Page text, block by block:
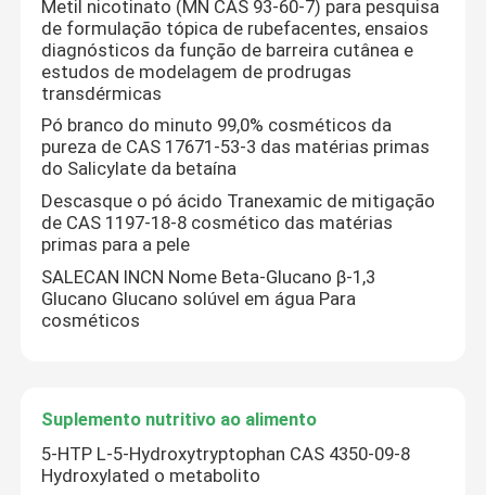
Produtos químicos eletrônicos
Materiais fotovoltaicos orgânicos
Materiais de OLED
Matérias primas dos cuidados pessoais
Suplemento nutritivo ao alimento
Metil nicotinato (MN CAS 93-60-7) para pesquisa
de formulação tópica de rubefacentes, ensaios
diagnósticos da função de barreira cutânea e
estudos de modelagem de prodrugas
transdérmicas
Pó branco do minuto 99,0% cosméticos da
pureza de CAS 17671-53-3 das matérias primas
do Salicylate da betaína
Descasque o pó ácido Tranexamic de mitigação
de CAS 1197-18-8 cosmético das matérias
primas para a pele
SALECAN INCN Nome Beta-Glucano β-1,3
Glucano Glucano solúvel em água Para
cosméticos
Suplemento nutritivo ao alimento
5-HTP L-5-Hydroxytryptophan CAS 4350-09-8
Hydroxylated o metabolito